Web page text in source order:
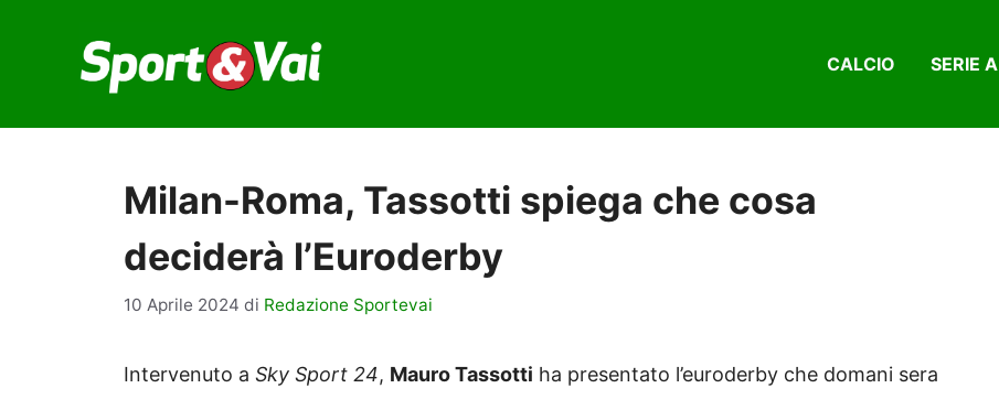
contenuto
CALCIO SERIE A
Milan-Roma, Tassotti spiega che cosa
deciderà l’Euroderby
10 Aprile 2024 di Redazione Sportevai
Intervenuto a Sky Sport 24, Mauro Tassotti ha presentato l’euroderby che domani sera